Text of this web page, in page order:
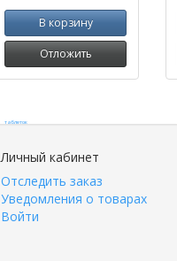
В корзину
Отложить
Личный кабинет
Отследить заказ
Уведомления о товарах
Войти